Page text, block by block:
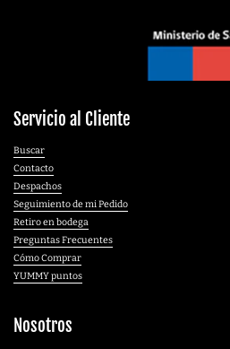
Servicio al Cliente
Buscar
Contacto
Despachos
Seguimiento de mi Pedido
Retiro en bodega
Preguntas Frecuentes
Cómo Comprar
YUMMY puntos
Nosotros